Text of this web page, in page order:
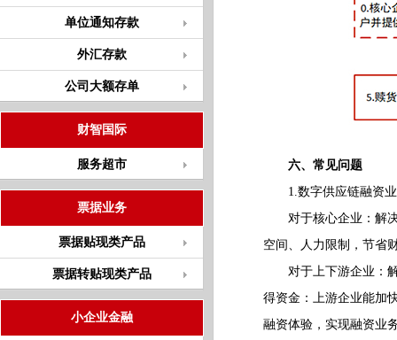
单位通知存款
外汇存款
公司大额存单
财智国际
服务超市
票据业务
票据贴现类产品
票据转贴现类产品
小企业金融
六、常见问题
1.数字供应链融资业
对于核心企业：解决
空间、人力限制，节省
对于上下游企业：解
得资金：上游企业能加
融资体验，实现融资业